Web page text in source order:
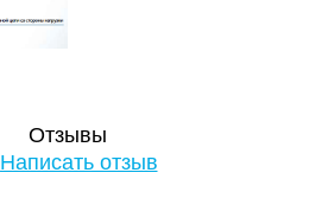
Отзывы
Написать отзыв